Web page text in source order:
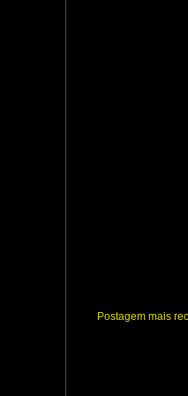
Postagem mais